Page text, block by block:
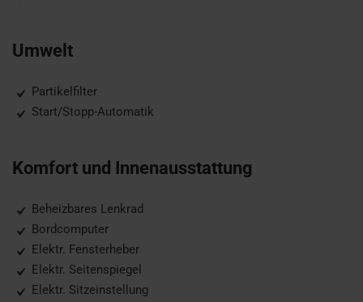
Umwelt
Partikelfilter
Start/Stopp-Automatik
Komfort und Innenausstattung
Beheizbares Lenkrad
Bordcomputer
Elektr. Fensterheber
Elektr. Seitenspiegel
Elektr. Sitzeinstellung